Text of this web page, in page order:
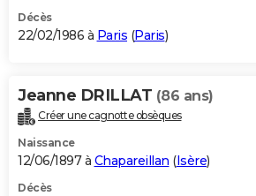
Décès
22/02/1986 à Paris (Paris)
Jeanne DRILLAT (86 ans)
Créer une cagnotte obsèques
Naissance
12/06/1897 à Chapareillan (Isère)
Décès